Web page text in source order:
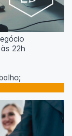
22h